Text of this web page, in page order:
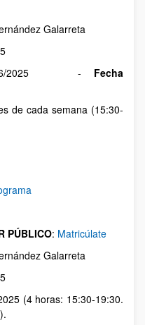
Galarreta
2025 - Fecha
de cada semana (15:30-
PÚBLICO: Matricúlate
Galarreta
(4 horas: 15:30-19:30.